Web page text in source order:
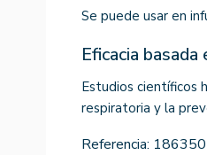
Se puede usar en
Eficacia
Estudios científicos
respiratoria y la
Referencia: 186350